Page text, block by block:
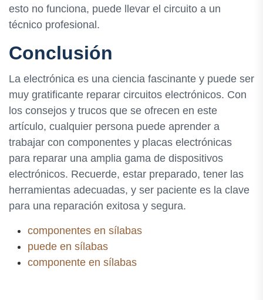
esto no funciona, puede llevar el circuito a un
técnico profesional.
Conclusión
La electrónica es una ciencia fascinante y puede ser
muy gratificante reparar circuitos electrónicos. Con
los consejos y trucos que se ofrecen en este
artículo, cualquier persona puede aprender a
trabajar con componentes y placas electrónicas
para reparar una amplia gama de dispositivos
electrónicos. Recuerde, estar preparado, tener las
herramientas adecuadas, y ser paciente es la clave
para una reparación exitosa y segura.
componentes en sílabas
puede en sílabas
componente en sílabas